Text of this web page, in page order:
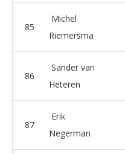
85
Michel
Riemersma
86
Sander van
Heteren
87
Erik
Negerman